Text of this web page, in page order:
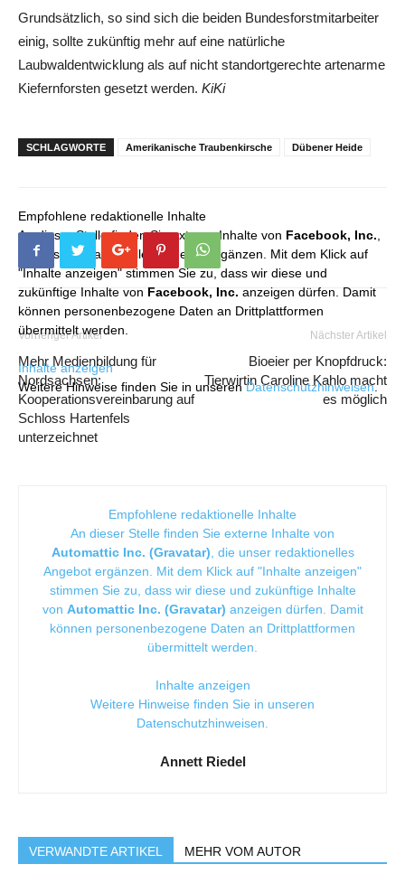
Grundsätzlich, so sind sich die beiden Bundesforstmitarbeiter
einig, sollte zukünftig mehr auf eine natürliche
Laubwaldentwicklung als auf nicht standortgerechte artenarme
Kiefernforsten gesetzt werden. KiKi
SCHLAGWORTE Amerikanische Traubenkirsche Dübener Heide
Empfohlene redaktionelle Inhalte
An dieser Stelle finden Sie externe Inhalte von Facebook, Inc.
die unser redaktionelles Angebot ergänzen. Mit dem Klick auf
"Inhalte anzeigen" stimmen Sie zu, dass wir diese und
zukünftige Inhalte von Facebook, Inc. anzeigen dürfen. Damit
können personenbezogene Daten an Drittplattformen
übermittelt werden.
Inhalte anzeigen
Weitere Hinweise finden Sie in unserenDatenschutzhinweisen.
Vorheriger Artikel
Mehr Medienbildung für
Nordsachsen:
Kooperationsvereinbarung auf
Schloss Hartenfels
unterzeichnet
Nächster Artikel
Bioeier per Knopfdruck:
Tierwirtin Caroline Kahlo macht
es möglich
Empfohlene redaktionelle Inhalte
An dieser Stelle finden Sie externe Inhalte von
Automattic Inc. (Gravatar) , die unser redaktionelles
Angebot ergänzen. Mit dem Klick auf "Inhalte anzeigen"
stimmen Sie zu, dass wir diese und zukünftige Inhalte
von Automattic Inc. (Gravatar) anzeigen dürfen. Damit
können personenbezogene Daten an Drittplattformen
übermittelt werden.
Inhalte anzeigen
Weitere Hinweise finden Sie in unseren
Datenschutzhinweisen
Annett Riedel
VERWANDTE ARTIKEL MEHR VOM AUTOR